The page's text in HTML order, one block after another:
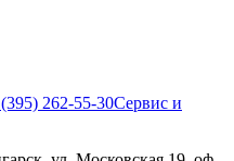
262-55-30Сервис и